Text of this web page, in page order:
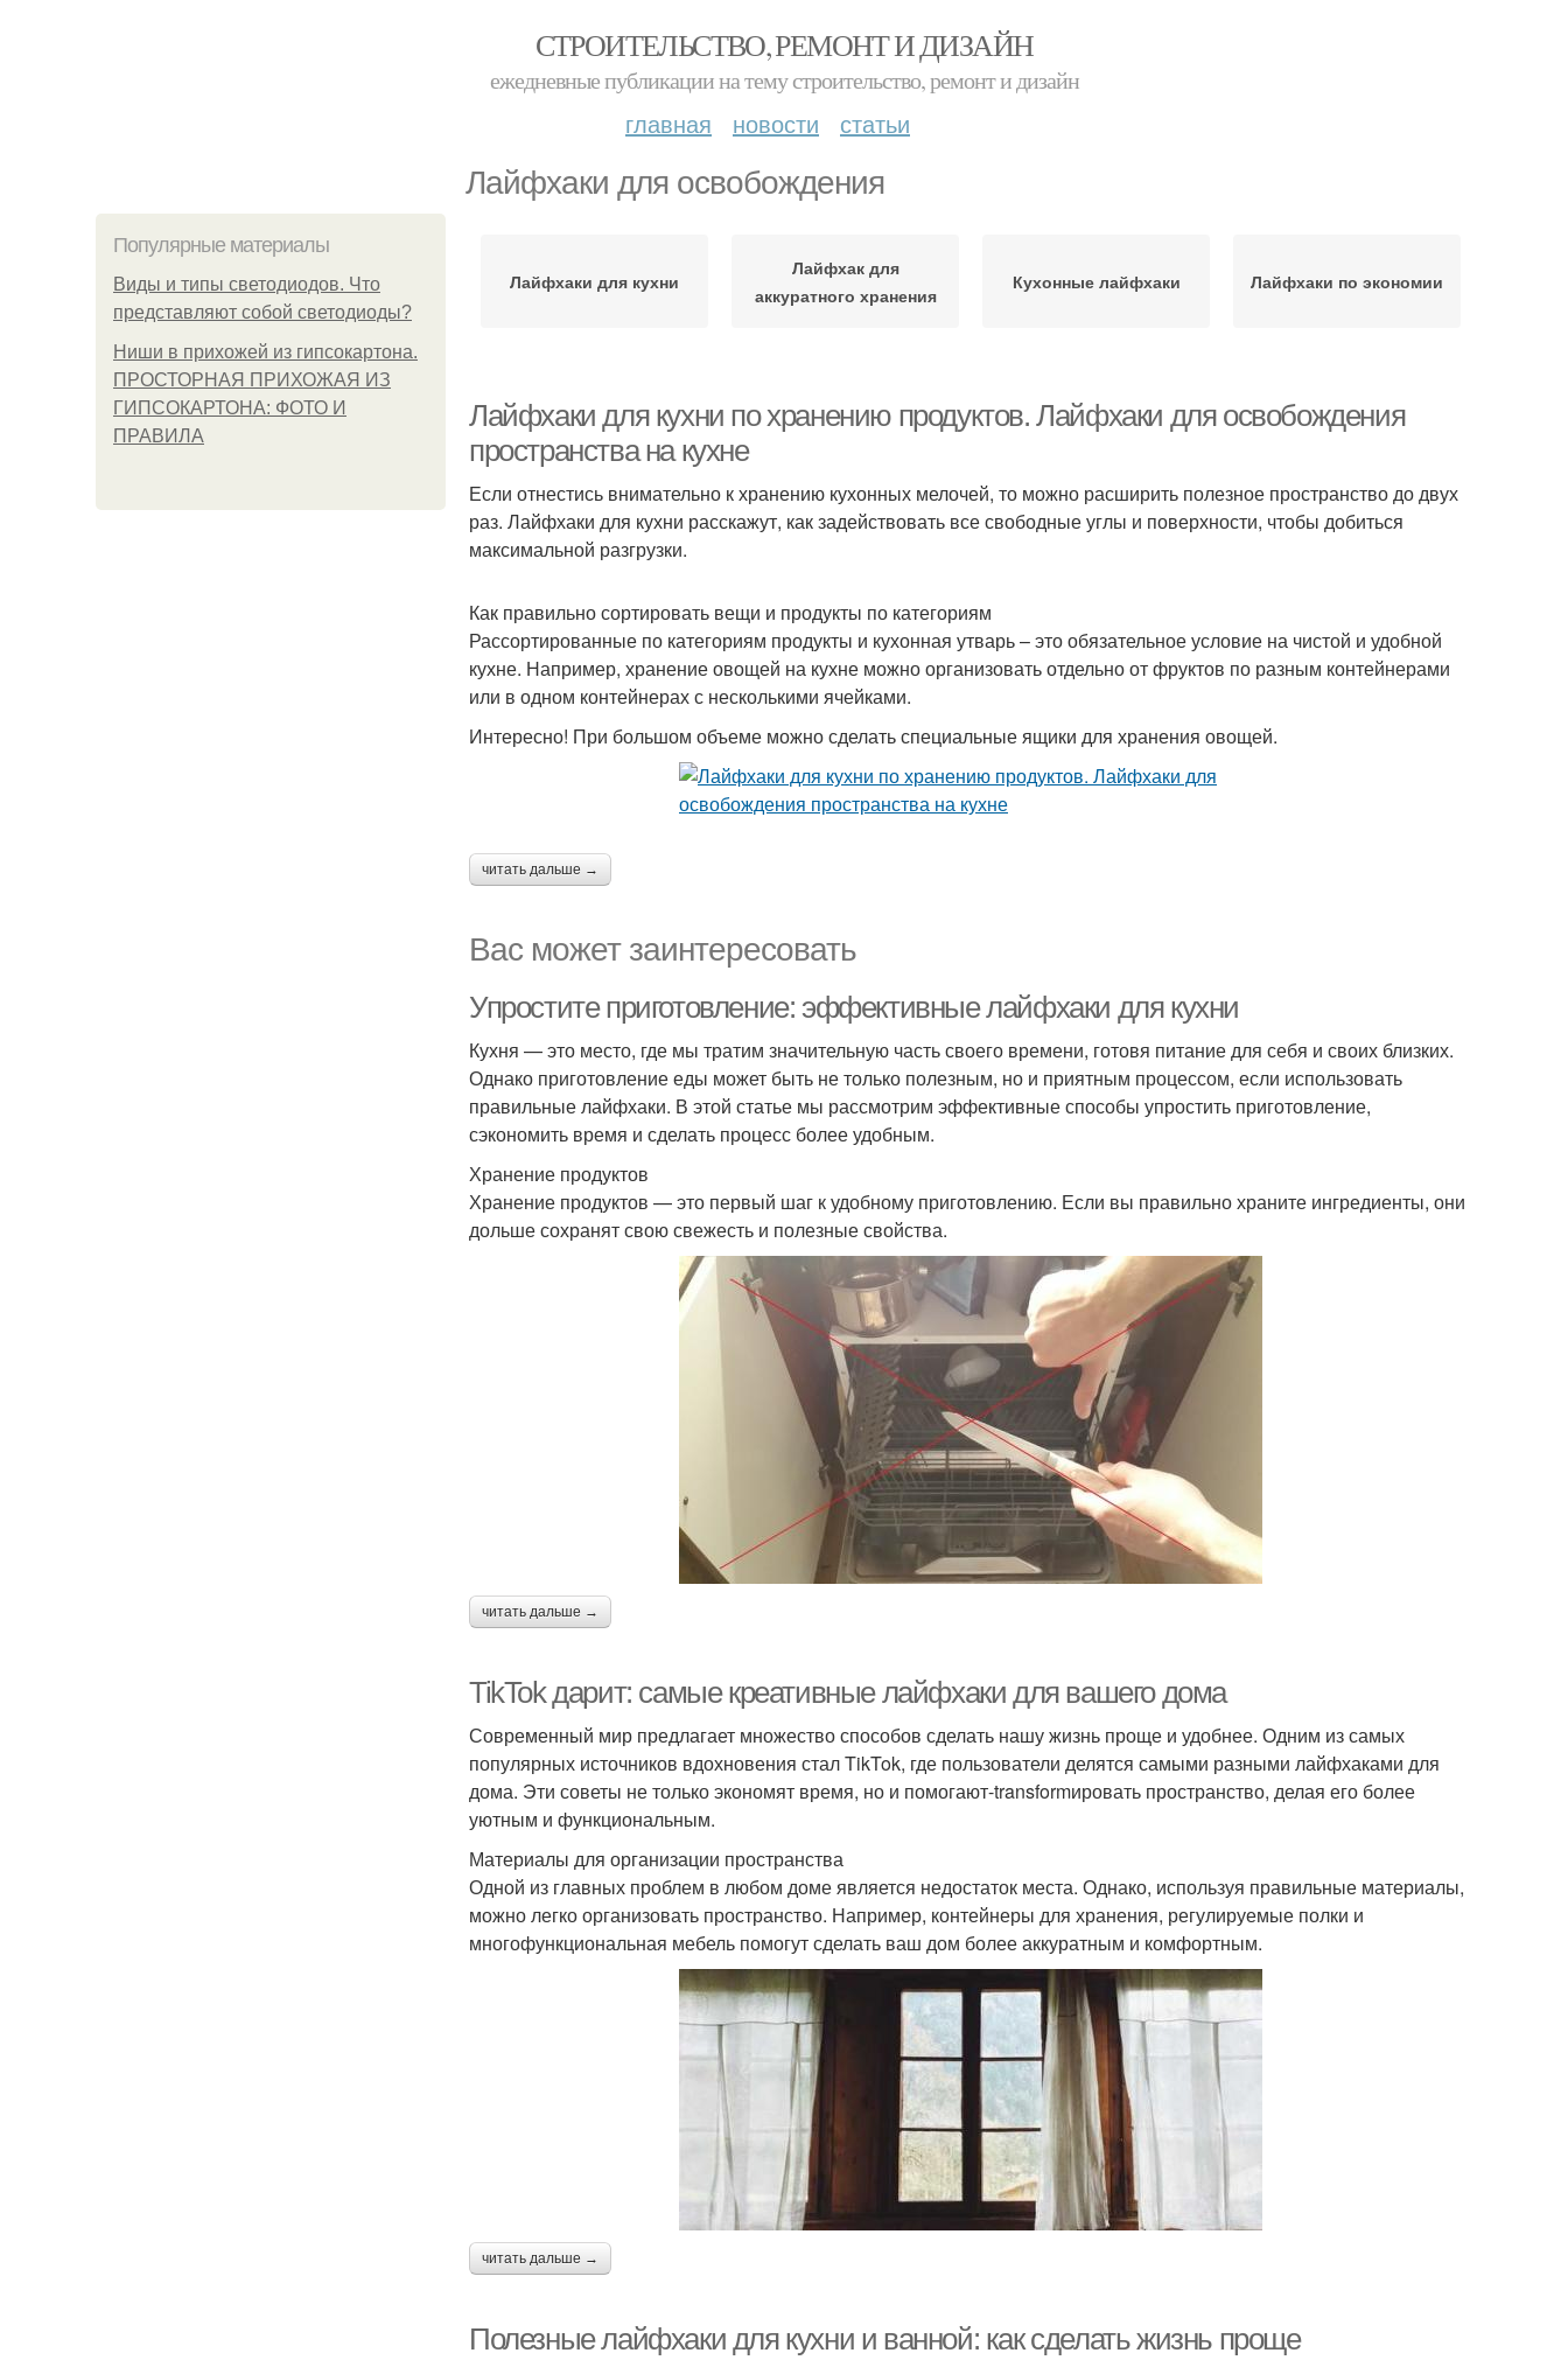
СТРОИТЕЛЬСТВО, РЕМОНТ И ДИЗАЙН
ежедневные публикации на тему строительство, ремонт и дизайн
главная новости статьи
Лайфхаки для освобождения
Популярные материалы
Виды и типы светодиодов. Что
представляют собой светодиоды?
Ниши в прихожей из гипсокартона.
ПРОСТОРНАЯ ПРИХОЖАЯ ИЗ
ГИПСОКАРТОНА: ФОТО И
ПРАВИЛА
Лайфхаки для кухни
Лайфхак для
аккуратного хранения
Кухонные лайфхаки Лайфхаки по экономии
Лайфхаки для кухни по хранению продуктов. Лайфхаки для освобождения
пространства на кухне
Если отнестись внимательно к хранению кухонных мелочей, то можно расширить полезное пространство до двух
раз. Лайфхаки для кухни расскажут, как задействовать все свободные углы и поверхности, чтобы добиться
максимальной разгрузки.
Как правильно сортировать вещи и продукты по категориям
Рассортированные по категориям продукты и кухонная утварь – это обязательное условие на чистой и удобной
кухне. Например, хранение овощей на кухне можно организовать отдельно от фруктов по разным контейнерами
или в одном контейнерах с несколькими ячейками.
Интересно! При большом объеме можно сделать специальные ящики для хранения овощей.
читать дальше →
Вас может заинтересовать
Упростите приготовление: эффективные лайфхаки для кухни
Кухня — это место, где мы тратим значительную часть своего времени, готовя питание для себя и своих близких.
Однако приготовление еды может быть не только полезным, но и приятным процессом, если использовать
правильные лайфхаки. В этой статье мы рассмотрим эффективные способы упростить приготовление,
сэкономить время и сделать процесс более удобным.
Хранение продуктов
Хранение продуктов — это первый шаг к удобному приготовлению. Если вы правильно храните ингредиенты, они
дольше сохранят свою свежесть и полезные свойства.
читать дальше →
TikTok дарит: самые креативные лайфхаки для вашего дома
Современный мир предлагает множество способов сделать нашу жизнь проще и удобнее. Одним из самых
популярных источников вдохновения стал TikTok, где пользователи делятся самыми разными лайфхаками для
дома. Эти советы не только экономят время, но и помогают-transformировать пространство, делая его более
уютным и функциональным.
Материалы для организации пространства
Одной из главных проблем в любом доме является недостаток места. Однако, используя правильные материалы,
можно легко организовать пространство. Например, контейнеры для хранения, регулируемые полки и
многофункциональная мебель помогут сделать ваш дом более аккуратным и комфортным.
читать дальше →
Полезные лайфхаки для кухни и ванной: как сделать жизнь проще